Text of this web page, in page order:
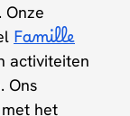
. Onze
Famille
activiteiten
Ons
het